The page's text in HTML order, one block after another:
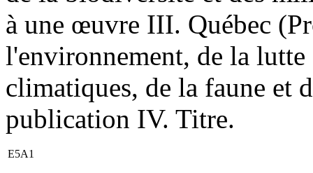
à une œuvre III. Québec
l'environnement, de la lutte
climatiques, de la faune et
publication IV. Titre.
E5A1